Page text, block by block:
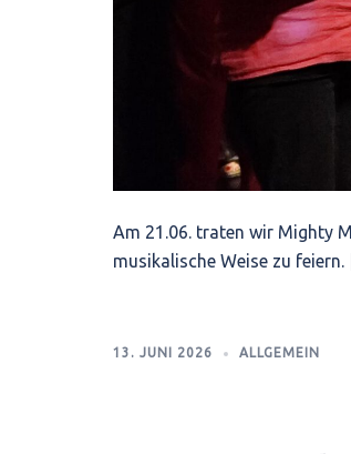
Am 21.06. traten wir Mighty
musikalische Weise zu
13. JUNI 2026 ALLGEMEIN